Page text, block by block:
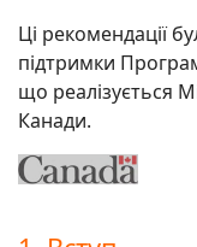
Ці рекомендації
підтримки
що реалізується
Канади.